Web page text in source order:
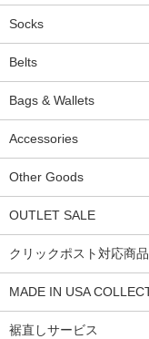
Socks
Belts
Bags & Wallets
Accessories
Other Goods
OUTLET SALE
クリックポスト対応商品
MADE IN USA
裾直しサービス